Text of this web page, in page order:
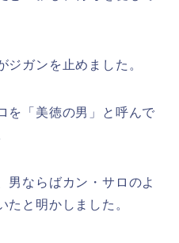
ジガンを止めました。
を「美徳の男」と呼んで
男ならばカン・サロのよ
たと明かしました。